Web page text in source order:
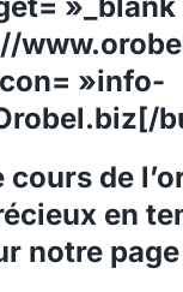
»info-
cours de
en
notre page